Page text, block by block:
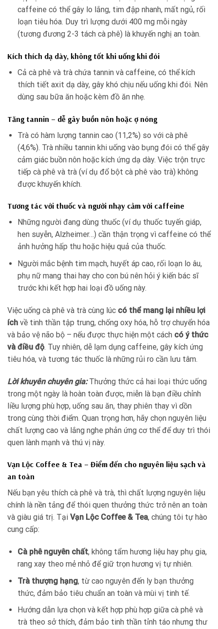
caffeine có thể gây lo lắng, tim đập nhanh, mất ngủ, rối
loạn tiêu hóa. Duy trì lượng dưới 400 mg mỗi ngày
(tương đương 2-3 tách cà phê) là khuyến nghị an toàn.
Kích thích dạ dày, không tốt khi uống khi đói
Cả cà phê và trà chứa tannin và caffeine, có thể kích
thích tiết axit dạ dày, gây khó chịu nếu uống khi đói. Nên
dùng sau bữa ăn hoặc kèm đồ ăn nhẹ.
Tăng tannin – dễ gây buồn nôn hoặc ợ nóng
Trà có hàm lượng tannin cao (11,2%) so với cà phê
(4,6%). Trà nhiều tannin khi uống vào bụng đói có thể gây
cảm giác buồn nôn hoặc kích ứng dạ dày. Việc trộn trực
tiếp cà phê và trà (ví dụ đổ bột cà phê vào trà) không
được khuyến khích.
Tương tác với thuốc và người nhạy cảm với caffeine
Những người đang dùng thuốc (ví dụ thuốc tuyến giáp,
hen suyễn, Alzheimer…) cần thận trọng vì caffeine có thể
ảnh hưởng hấp thu hoặc hiệu quả của thuốc.
Người mắc bệnh tim mạch, huyết áp cao, rối loạn lo âu,
phụ nữ mang thai hay cho con bú nên hỏi ý kiến bác sĩ
trước khi kết hợp hai loại đồ uống này.
Việc uống cà phê và trà cùng lúc có thể mang lại nhiều lợi
ích về tinh thần tập trung, chống oxy hóa, hỗ trợ chuyển hóa
và bảo vệ não bộ – nếu được thực hiện một cách có ý thức
và điều độ. Tuy nhiên, dễ lạm dụng caffeine, gây kích ứng
tiêu hóa, và tương tác thuốc là những rủi ro cần lưu tâm.
Lời khuyên chuyên gia: Thưởng thức cả hai loại thức uống
trong một ngày là hoàn toàn được, miễn là bạn điều chỉnh
liều lượng phù hợp, uống sau ăn, thay phiên thay vì dồn
trong cùng thời điểm. Quan trọng hơn, hãy chọn nguyên liệu
chất lượng cao và lắng nghe phản ứng cơ thể để duy trì thói
quen lành mạnh và thú vị này.
Vạn Lộc Coffee & Tea – Điểm đến cho nguyên liệu sạch và
an toàn
Nếu bạn yêu thích cà phê và trà, thì chất lượng nguyên liệu
chính là nền tảng để thói quen thưởng thức trở nên an toàn
và giàu giá trị. Tại Vạn Lộc Coffee & Tea, chúng tôi tự hào
cung cấp:
Cà phê nguyên chất, không tẩm hương liệu hay phụ gia,
rang xay theo mẻ nhỏ để giữ trọn hương vị tự nhiên.
Trà thượng hạng, từ cao nguyên đến ly bạn thưởng
thức, đảm bảo tiêu chuẩn an toàn và mùi vị tinh tế.
Hướng dẫn lựa chọn và kết hợp phù hợp giữa cà phê và
trà theo sở thích, đảm bảo tinh thần tỉnh táo nhưng thư